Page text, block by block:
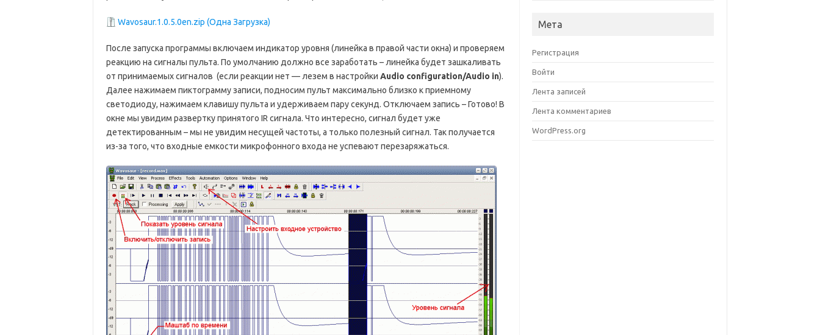
Wavosaur.1.0.5.0en.zip (Одна Загрузка)
После запуска программы включаем индикатор уровня (линейка в правой части окна) и проверяем
реакцию на сигналы пульта. По умолчанию должно все заработать – линейка будет зашкаливать
от принимаемых сигналов (если реакции нет — лезем в настройки Audio configuration/Audio in).
Далее нажимаем пиктограмму записи, подносим пульт максимально близко к приемному
светодиоду, нажимаем клавишу пульта и удерживаем пару секунд. Отключаем запись – Готово! В
окне мы увидим развертку принятого IR сигнала. Что интересно, сигнал будет уже
детектированным – мы не увидим несущей частоты, а только полезный сигнал. Так получается
из-за того, что входные емкости микрофонного входа не успевают перезаряжаться.
Мета
Регистрация
Войти
Лента записей
Лента комментариев
WordPress.org